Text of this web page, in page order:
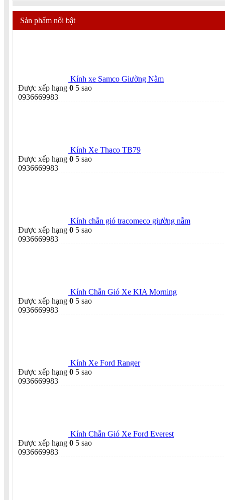
Sản phẩm nổi bật
Kính xe Samco Giường Nằm
Được xếp hạng 0 5 sao
0936669983
Kính Xe Thaco TB79
Được xếp hạng 0 5 sao
0936669983
Kính chắn gió tracomeco giường nằm
Được xếp hạng 0 5 sao
0936669983
Kính Chắn Gió Xe KIA Morning
Được xếp hạng 0 5 sao
0936669983
Kính Xe Ford Ranger
Được xếp hạng 0 5 sao
0936669983
Kính Chắn Gió Xe Ford Everest
Được xếp hạng 0 5 sao
0936669983